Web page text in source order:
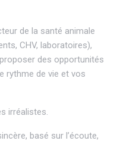
de la santé animale
CHV, laboratoires),
des opportunités
rythme de vie et vos
irréalistes.
basé sur l’écoute,